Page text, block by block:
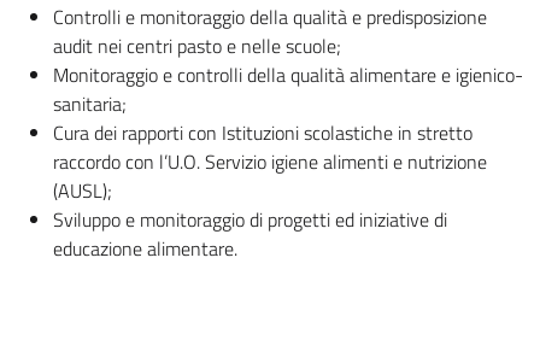
Controlli e monitoraggio della qualità e predisposizione
audit nei centri pasto e nelle scuole;
Monitoraggio e controlli della qualità alimentare e igienico-
sanitaria;
Cura dei rapporti con Istituzioni scolastiche in stretto
raccordo con l’U.O. Servizio igiene alimenti e nutrizione
(AUSL);
Sviluppo e monitoraggio di progetti ed iniziative di
educazione alimentare.